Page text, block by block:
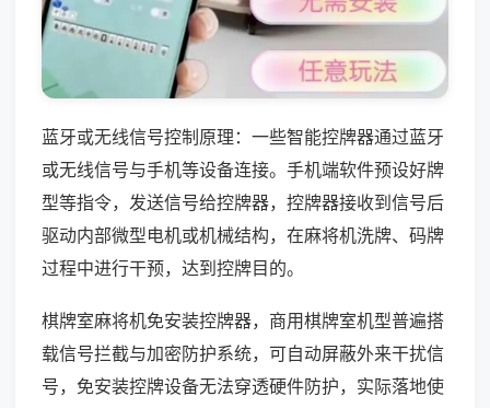
蓝牙或无线信号控制原理：一些智能控牌器通过蓝牙
或无线信号与手机等设备连接。手机端软件预设好牌
型等指令，发送信号给控牌器，控牌器接收到信号后
驱动内部微型电机或机械结构，在麻将机洗牌、码牌
过程中进行干预，达到控牌目的。
棋牌室麻将机免安装控牌器，商用棋牌室机型普遍搭
载信号拦截与加密防护系统，可自动屏蔽外来干扰信
号，免安装控牌设备无法穿透硬件防护，实际落地使